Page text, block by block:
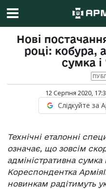
Нові
році: кобура,
сумка і
12 Серпня 2020,
Слідкуйте за
Технічні еталонні
означає, що зовсім
адміністративна сумка
Кореспондентка
новинкам радітимуть